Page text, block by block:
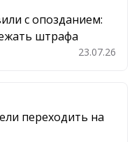
с опозданием:
штрафа
23.07.26
переходить на